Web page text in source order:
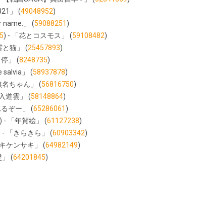
」 (49048952)
name.」 (59088251)
) - 「花とコスモス」 (59108482)
と猫」 (25457893)
」 (8248735)
salvia」 (58937878)
名ちゃん」 (56816750)
道雲」 (58148864)
ぞー」 (65286061)
) - 「年賀絵」 (61127238)
- 「きらきら」 (60903342)
ケンサキ」 (64982149)
」 (64201845)